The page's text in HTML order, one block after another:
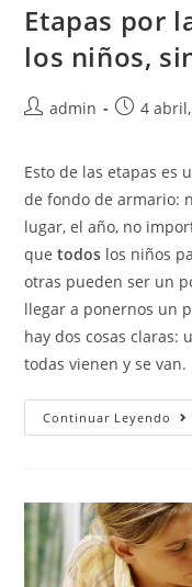
Etapas por
los niños,
admin 4
Esto de las etapas es
de fondo de armario:
lugar, el año, no
quetodos los niños
otras pueden ser un
llegar a ponernos un
hay dos cosas claras:
todas vienen y se
Continuar Leyendo